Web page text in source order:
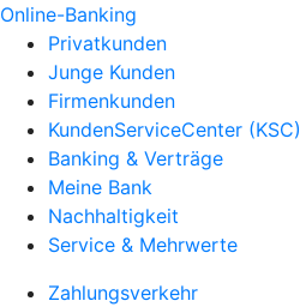
Online-Banking
Privatkunden
Junge Kunden
Firmenkunden
KundenServiceCenter (KSC)
Banking & Verträge
Meine Bank
Nachhaltigkeit
Service & Mehrwerte
Zahlungsverkehr